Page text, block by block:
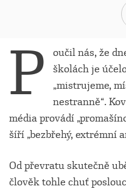
P
oučil nás, že
školách je
„mistrujeme,
nestranně“.
média provádí
šíří „bezbřehý, extrémní
Od převratu skutečně
člověk tohle chuť